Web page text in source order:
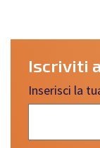
Iscriviti
Inserisci la